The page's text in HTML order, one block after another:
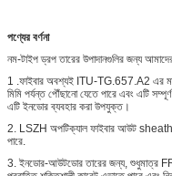
পণ্যের বর্ণনা
নম-টাইপ ড্রপ তারের উপাদানগুলির জন্য
1 .ফাইবার অবশ্যই ITU-TG.657.A2 এর মান
মিমি পর্যন্ত পৌঁছানো যেতে পারে এবং এটি
এটি ইনডোর ব্যবহার করা উপযুক্ত।
2. LSZH অপটিক্যাল ফাইবার আউট
পারে.
3. ইনডোর-আউটডোর তারের জন্য, শুধুমাত্র